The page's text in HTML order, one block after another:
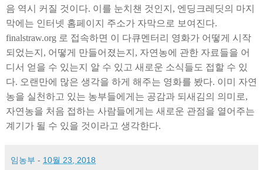
음 역시 커질 것이다. 이를 눈치챈 것인지 , 엔딩크레딧의 마지
막에는 인터넷 홈페이지 주소가 자막으로 보여진다.
finalstraw.org 로 접속하면 이 다큐멘터리 영화가 어떻게 시작
되었는지 , 어떻게 만들어졌는지 , 자연농에 관한 자료들을 어
디서 얻을 수 있는지 알 수 있고 새로운 소식들도 접할 수 있
다. 오랜만에 많은 생각을 하게 해주는 영화를 봤다. 이미 자연
농을 실천하고 있는 농부들에게는 공감과 되새김의 의미로,
자연농을 처음 접하는 사람들에게는 새로운 관점을 열어주는
계기가 될 수 있을 것이라고 생각한다.
임농부 - 10월 23, 2018